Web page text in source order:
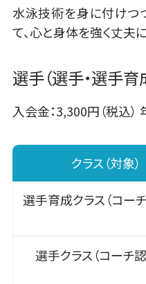
水泳技術を身に付けつ
て、心と身体を強く丈夫
選手（選手・選手育
入会金：3,300円（税込）
クラス（対象）
選手育成クラス（コー
選手クラス（コーチ